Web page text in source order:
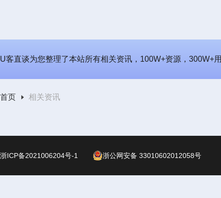
U客直谈为您整理了本站所有相关资讯，100W+资源，300W+
首页 相关资讯
浙ICP备2021006204号-1 浙公网安备 33010602012058号